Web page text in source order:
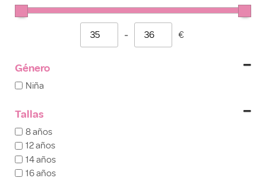
Minimum Price
- Maximum Price
€
Género
Niña
Tallas
8 años
12 años
14 años
16 años